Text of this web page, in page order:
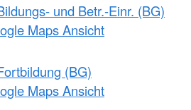
und Betr.-Einr. (BG)
Maps Ansicht
(BG)
Maps Ansicht